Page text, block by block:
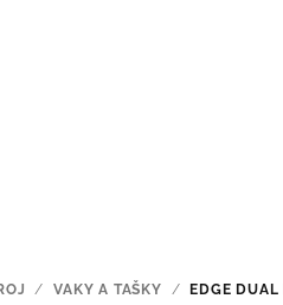
/ VAKY A TAŠKY / EDGE